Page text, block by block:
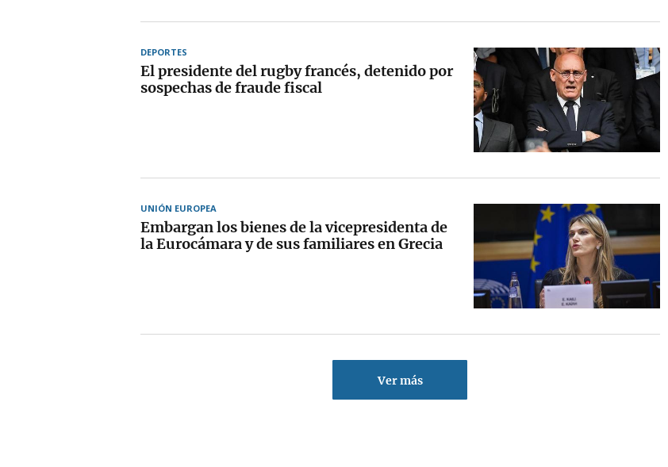
DEPORTES
El presidente del rugby francés, detenido por
sospechas de fraude fiscal
UNIÓN EUROPEA
Embargan los bienes de la vicepresidenta de
la Eurocámara y de sus familiares en Grecia
Ver más